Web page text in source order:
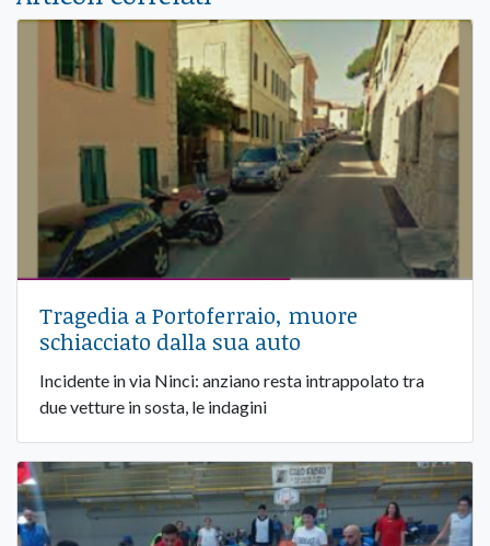
Tragedia a Portoferraio, muore
schiacciato dalla sua auto
Incidente in via Ninci: anziano resta intrappolato tra
due vetture in sosta, le indagini